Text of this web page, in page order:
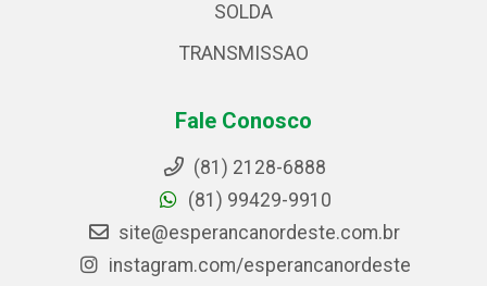
SOLDA
TRANSMISSAO
Fale Conosco
(81) 2128-6888
(81) 99429-9910
site@esperancanordeste.com.br
instagram.com/esperancanordeste